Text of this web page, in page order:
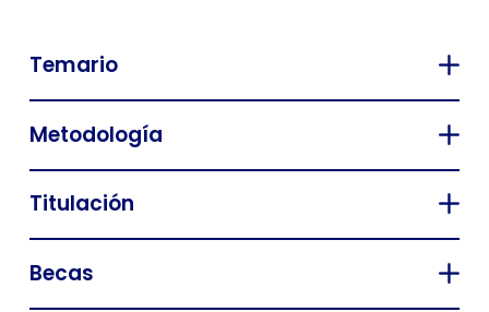
Temario
Metodología
Titulación
Becas